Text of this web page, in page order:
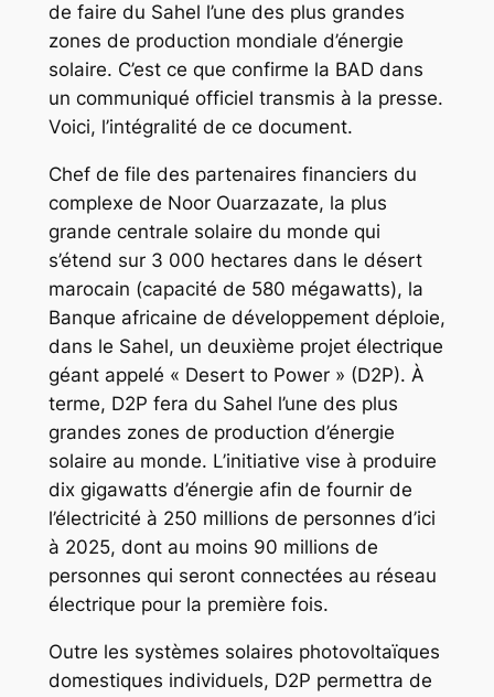
de faire du Sahel l’une des plus grandes
zones de production mondiale d’énergie
solaire. C’est ce que confirme la BAD dans
un communiqué officiel transmis à la presse.
Voici, l’intégralité de ce document.
Chef de file des partenaires financiers du
complexe de Noor Ouarzazate, la plus
grande centrale solaire du monde qui
s’étend sur 3 000 hectares dans le désert
marocain (capacité de 580 mégawatts), la
Banque africaine de développement déploie,
dans le Sahel, un deuxième projet électrique
géant appelé « Desert to Power » (D2P). À
terme, D2P fera du Sahel l’une des plus
grandes zones de production d’énergie
solaire au monde. L’initiative vise à produire
dix gigawatts d’énergie afin de fournir de
l’électricité à 250 millions de personnes d’ici
à 2025, dont au moins 90 millions de
personnes qui seront connectées au réseau
électrique pour la première fois.
Outre les systèmes solaires photovoltaïques
domestiques individuels, D2P permettra de